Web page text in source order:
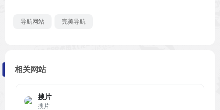
导航网站 完美导航
相关网站
搜片
搜片